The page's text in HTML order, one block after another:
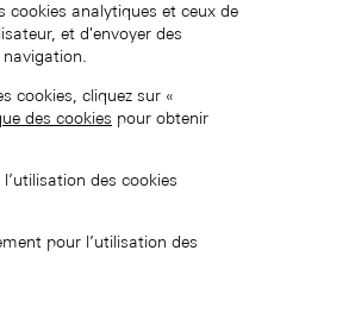
cookies analytiques et ceux de
et d'envoyer des
cookies, cliquez sur «
des cookies pour obtenir
des cookies
pour l’utilisation des